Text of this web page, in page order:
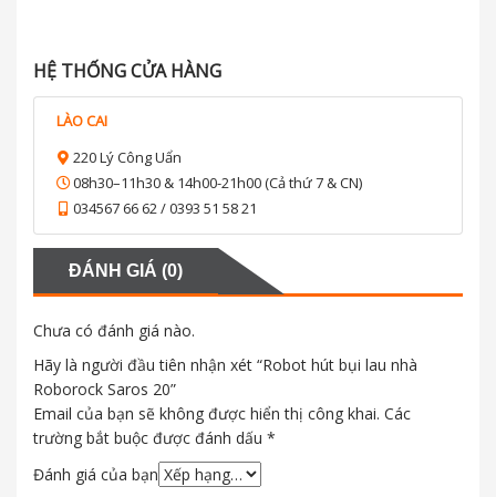
HỆ THỐNG CỬA HÀNG
LÀO CAI
220 Lý Công Uẩn
08h30–11h30 & 14h00-21h00 (Cả thứ 7 & CN)
034567 66 62 / 0393 51 58 21
ĐÁNH GIÁ (0)
Chưa có đánh giá nào.
Hãy là người đầu tiên nhận xét “Robot hút bụi lau nhà
Roborock Saros 20”
Email của bạn sẽ không được hiển thị công khai. Các
trường bắt buộc được đánh dấu *
Đánh giá của bạn